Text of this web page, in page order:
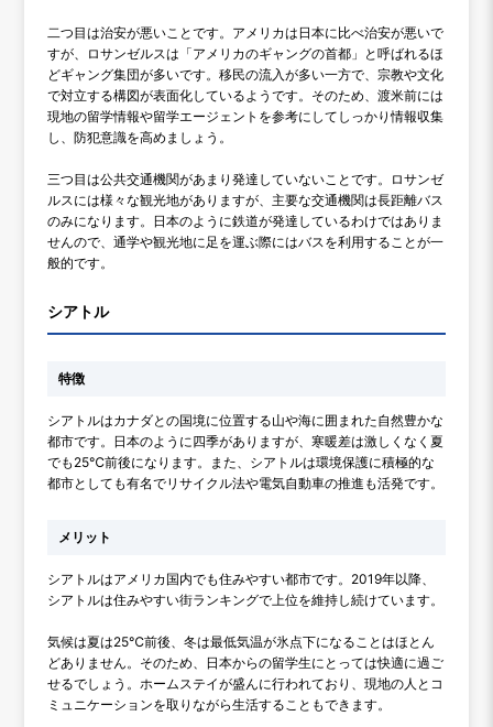
二つ目は治安が悪いことです。アメリカは日本に比べ治安が悪いで
すが、ロサンゼルスは「アメリカのギャングの首都」と呼ばれるほ
どギャング集団が多いです。移民の流入が多い一方で、宗教や文化
で対立する構図が表面化しているようです。そのため、渡米前には
現地の留学情報や留学エージェントを参考にしてしっかり情報収集
し、防犯意識を高めましょう。
三つ目は公共交通機関があまり発達していないことです。ロサンゼ
ルスには様々な観光地がありますが、主要な交通機関は長距離バス
のみになります。日本のように鉄道が発達しているわけではありま
せんので、通学や観光地に足を運ぶ際にはバスを利用することが一
般的です。
シアトル
特徴
シアトルはカナダとの国境に位置する山や海に囲まれた自然豊かな
都市です。日本のように四季がありますが、寒暖差は激しくなく夏
でも25℃前後になります。また、シアトルは環境保護に積極的な
都市としても有名でリサイクル法や電気自動車の推進も活発です。
メリット
シアトルはアメリカ国内でも住みやすい都市です。2019年以降、
シアトルは住みやすい街ランキングで上位を維持し続けています。
気候は夏は25℃前後、冬は最低気温が氷点下になることはほとん
どありません。そのため、日本からの留学生にとっては快適に過ご
せるでしょう。ホームステイが盛んに行われており、現地の人とコ
ミュニケーションを取りながら生活することもできます。